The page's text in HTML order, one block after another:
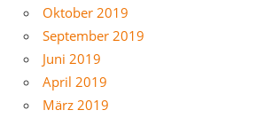
Oktober 2019
September 2019
Juni 2019
April 2019
März 2019